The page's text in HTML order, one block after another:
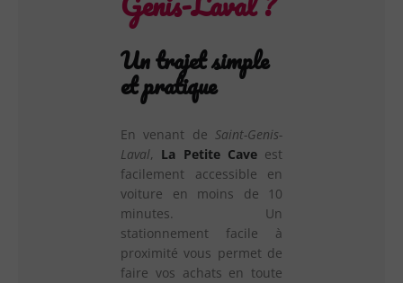
Un trajet simple
et pratique
En venant de Saint-Genis-
Laval, La Petite Caveest
facilement accessible en
voiture en moins de 10
minutes. Un
stationnement facile à
proximité vous permet de
faire vos achats en toute